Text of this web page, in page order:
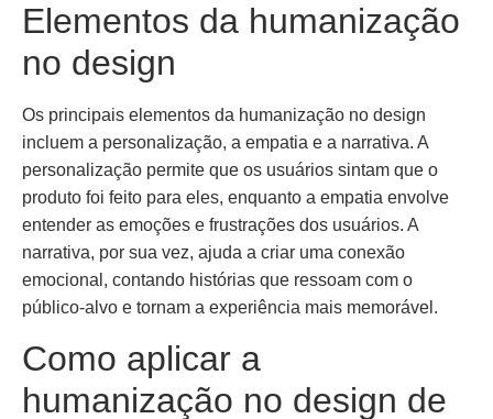
Elementos da humanização
no design
Os principais elementos da humanização no design
incluem a personalização, a empatia e a narrativa. A
personalização permite que os usuários sintam que o
produto foi feito para eles, enquanto a empatia envolve
entender as emoções e frustrações dos usuários. A
narrativa, por sua vez, ajuda a criar uma conexão
emocional, contando histórias que ressoam com o
público-alvo e tornam a experiência mais memorável.
Como aplicar a
humanização no design de